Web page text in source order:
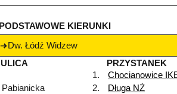
PODSTAWOWE KIERUNKI
Dw. Łódź Widzew
ULICA
PRZYSTANEK
1.
Chocianowice
Pabianicka
2. Długa NŻ